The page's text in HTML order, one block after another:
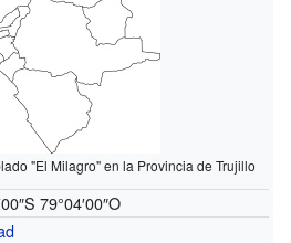
"El Milagro" en la Provincia de Trujillo
79°04′00″O